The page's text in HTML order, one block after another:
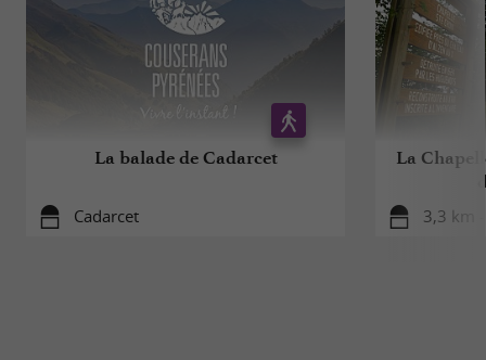
La balade de Cadarcet
Cadarcet
La
3,3 km